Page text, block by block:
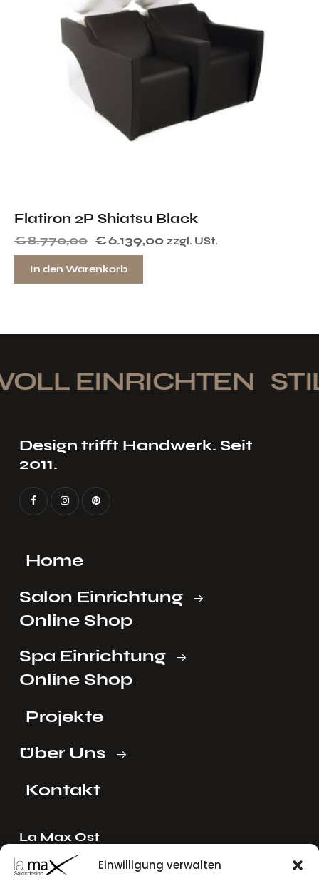
Einwilligung verwalten
Flatiron 2P Shiatsu Black
€8.770,00 €6.139,00 zzgl. USt.
In den Warenkorb
EINRICHTEN
Design trifft Handwerk. Seit
2011.
Home
Salon Einrichtung
Online Shop
Spa Einrichtung
Online Shop
Projekte
Über Uns
Kontakt
La Max Ost
Ing. Reinhard Mayer e.U.
Stadlgasse 4